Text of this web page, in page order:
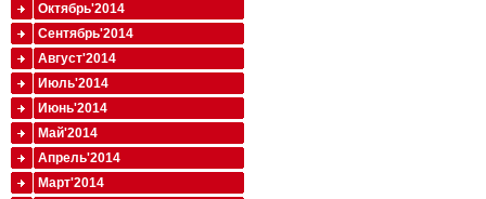
Октябрь'2014
Сентябрь'2014
Август'2014
Июль'2014
Июнь'2014
Май'2014
Апрель'2014
Март'2014